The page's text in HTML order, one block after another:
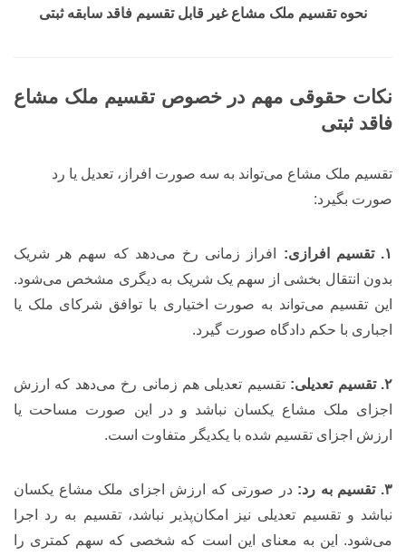
نحوه تقسیم ملک مشاع غیر قابل تقسیم فاقد سابقه ثبتی
نکات حقوقی مهم در خصوص تقسیم ملک مشاع
فاقد ثبتی
تقسیم ملک مشاع می‌تواند به سه صورت افراز، تعدیل یا رد
صورت بگیرد:
۱. تقسیم افرازی:
افراز زمانی رخ می‌دهد که سهم هر شریک
بدون انتقال بخشی از سهم یک شریک به دیگری مشخص می‌شود.
این تقسیم می‌تواند به صورت اختیاری با توافق شرکای ملک یا
اجباری با حکم دادگاه صورت گیرد.
۲. تقسیم تعدیلی:
تقسیم تعدیلی هم زمانی رخ می‌دهد که ارزش
اجزای ملک مشاع یکسان نباشد و در این صورت مساحت یا
ارزش اجزای تقسیم شده با یکدیگر متفاوت است.
۳. تقسیم به رد:
در صورتی که ارزش اجزای ملک مشاع یکسان
نباشد و تقسیم تعدیلی نیز امکان‌پذیر نباشد، تقسیم به رد اجرا
می‌شود. این به معنای این است که شخصی که سهم کمتری را